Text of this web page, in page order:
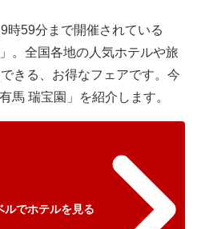
時59分まで開催されている
。全国各地の人気ホテルや旅
きる、お得なフェアです。今
馬 瑞宝園」を紹介します。
ルでホテルを見る